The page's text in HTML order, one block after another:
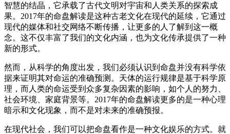
智慧的结晶，它承载了古代文明对宇宙和人类关系的探索成
果。2017年的命盘解读是这种古老文化在现代的延续，它通过
现代的媒体和社交网络不断传播，让更多的人了解到这一概
念。这不仅丰富了我们的文化内涵，也为文化传承提供了一种
新的形式。
然而，从科学的角度出发，我们必须认识到命盘并没有科学依
据来证明其对命运的准确预测。天体的运行规律是基于科学原
理，而人类的命运受到众多复杂因素的影响，如个人的努力、
社会环境、家庭背景等。2017年的命盘解读更多的是一种心理
暗示和文化现象，而不是对未来的准确预报。
在现代社会，我们可以把命盘看作是一种文化娱乐的方式。就